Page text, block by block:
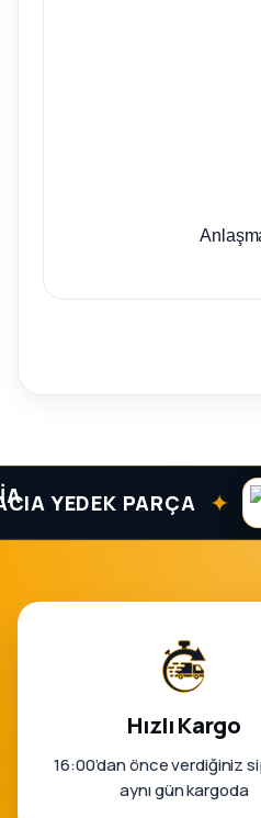
PARÇA ✦
Hızlı Kargo
16:00’dan önce verdiğiniz
aynı gün kargoda